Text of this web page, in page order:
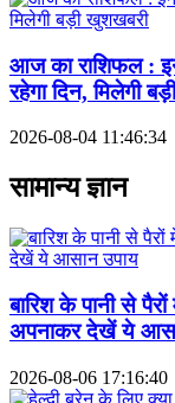
आज का राशिफल : इन
रहेगा दिन, मिलेगी
2026-08-04 11:46:34
सामान्य ज्ञान
बारिश के पानी से
अपनाकर देखें ये
2026-08-06 17:16:40